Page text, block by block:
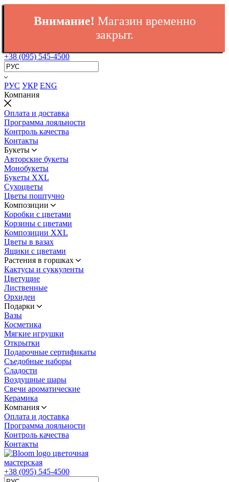
Внимание! Магазин временно
закрыт.
+38 (095) 545-4500
РУС УКР ENG
Компания
Оплата и доставка
Программа лояльности
Контроль качества
Контакты
Букеты
Авторские букеты
Монобукеты
Букеты XXL
Сухоцветы
Цветы поштучно
Композиции
Коробки с цветами
Корзины с цветами
Композиции XXL
Цветы в вазах
Ящики с цветами
Растения в горшках
Кактусы и суккуленты
Цветущие
Лиственные
Орхидеи
Подарки
Вазы
Косметика
Мягкие игрушки
Открытки
Подарочные сертификаты
Съедобные наборы
Сладости
Воздушные шары
Свечи ароматические
Керамика
Компания
Оплата и доставка
Программа лояльности
Контроль качества
Контакты
цветочная
мастерская
+38 (095) 545-4500